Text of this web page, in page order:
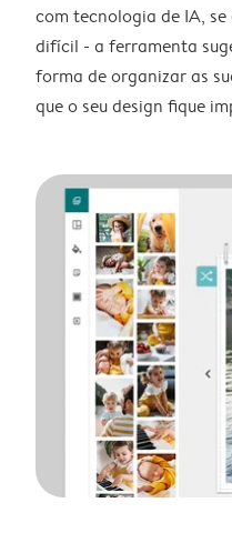
com tecnologia de IA,
difícil - a ferramenta
forma de organizar as
que o seu design fique